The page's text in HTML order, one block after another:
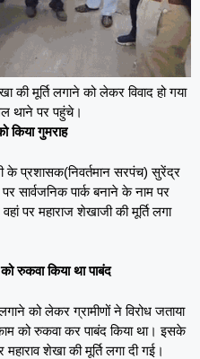
मूर्ति लगाने को लेकर विवाद हो गया
थाने पर पहुंचे।
किया गुमराह
के प्रशासक(निवर्तमान सरपंच) सुरेंद्र
सार्वजनिक पार्क बनाने के नाम पर
पर महाराज शेखाजी की मूर्ति लगा
रुकवा किया था पाबंद
को लेकर ग्रामीणों ने विरोध जताया
को रुकवा कर पाबंद किया था। इसके
शेखा की मूर्ति लगा दी गई।